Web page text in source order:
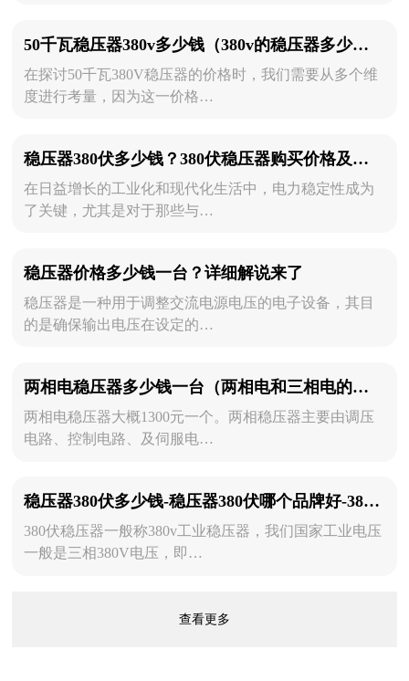
50千瓦稳压器380v多少钱（380v的稳压器多少钱一个）
在探讨50千瓦380V稳压器的价格时，我们需要从多个维
度进行考量，因为这一价格…
稳压器380伏多少钱？380伏稳压器购买价格及选择技巧
在日益增长的工业化和现代化生活中，电力稳定性成为
了关键，尤其是对于那些与…
稳压器价格多少钱一台？详细解说来了
稳压器是一种用于调整交流电源电压的电子设备，其目
的是确保输出电压在设定的…
两相电稳压器多少钱一台（两相电和三相电的区别）
两相电稳压器大概1300元一个。两相稳压器主要由调压
电路、控制电路、及伺服电…
稳压器380伏多少钱-稳压器380伏哪个品牌好-380伏稳压器
380伏稳压器一般称380v工业稳压器，我们国家工业电压
一般是三相380V电压，即…
查看更多